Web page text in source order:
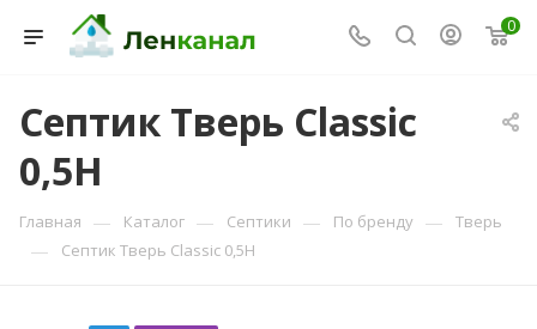
0
Септик Тверь Classic
0,5Н
Главная — Каталог — Септики — По бренду — Тверь
— Септик Тверь Classic 0,5Н
Консультант Ленканал